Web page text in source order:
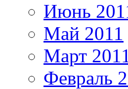
Июнь
Май 2011
Март
Февраль